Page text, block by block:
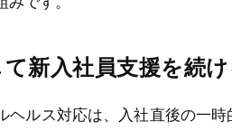
新入社員支援を続
ヘルス対応は、入社直後の一